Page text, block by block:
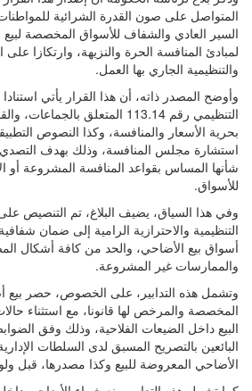
المتواصل على صون القدرة الشرائية
السير العادي والشفاف للأسواق المخصصة لبيع
لمبادئ المنافسة الحرة والنزيهة، وارتكازا على
والتنظيمية الجاري بها العمل.
وأوضح المصدر ذاته، أن هذا القرار يأتي
بحرية الأسعار والمنافسة، وكذا النصوص
استشارة مجلس المنافسة، وذلك بهدف
شأنها المساس بقواعد المنافسة المشروعة أو
للأسواق.
وفي هذا السياق، يضيف البلاغ، تم التنصيص
التنظيمية والاحترازية الرامية إلى ضمان
أسواق بيع الأضاحي، والحد من كافة أشكال
والممارسات غير المشروعة.
وتشمل هذه التدابير، على الخصوص، حصر بيع
المخصصة والمرخص لها قانونا، مع استثناء حالات
البيع داخل الضيعات الفلاحية، وذلك وفق
البائعين بالتصريح المسبق لدى السلطات
الأضاحي المعروضة للبيع وكذا مصدرها، قبل